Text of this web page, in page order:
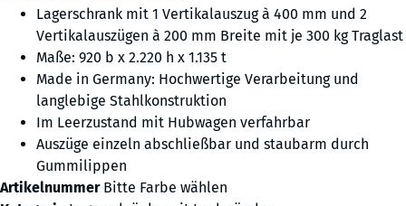
Lagerschrank mit 1 Vertikalauszug à 400 mm und 2
Vertikalauszügen à 200 mm Breite mit je 300 kg Traglast
Maße: 920 b x 2.220 h x 1.135 t
Made in Germany: Hochwertige Verarbeitung und
langlebige Stahlkonstruktion
Im Leerzustand mit Hubwagen verfahrbar
Auszüge einzeln abschließbar und staubarm durch
Gummilippen
Artikelnummer Bitte Farbe wählen